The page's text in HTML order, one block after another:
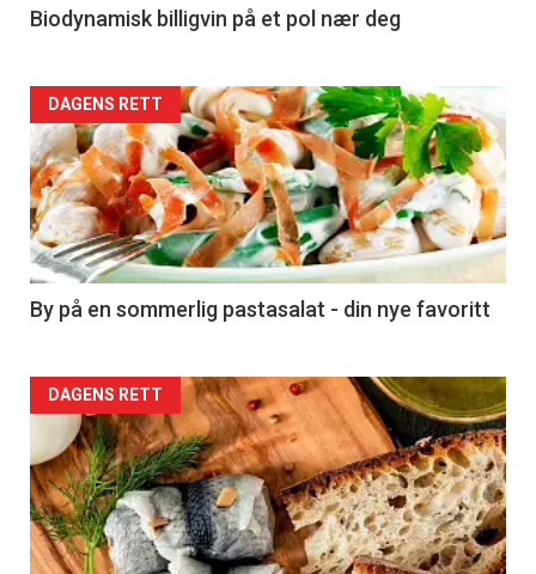
4
Biodynamisk billigvin på et pol nær deg
Forsiden
akkurat
nå
-
5
DAGENS RETT
By på en sommerlig pastasalat - din nye favoritt
Forsiden
akkurat
nå
-
DAGENS RETT